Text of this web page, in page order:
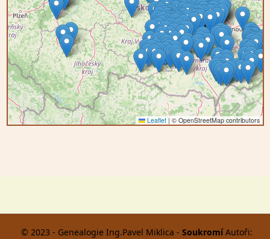
Leaflet | © OpenStreetMap contributors
© 2023 - Genealogie Ing.Pavel Miklica - SoukromíAutoři: